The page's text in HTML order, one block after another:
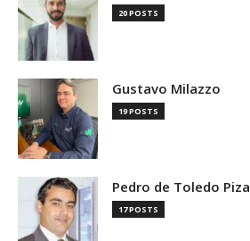
20 POSTS
Gustavo Milazzo
19 POSTS
Pedro de Toledo Piza
17 POSTS